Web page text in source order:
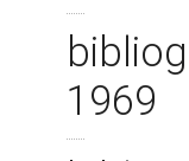
1969